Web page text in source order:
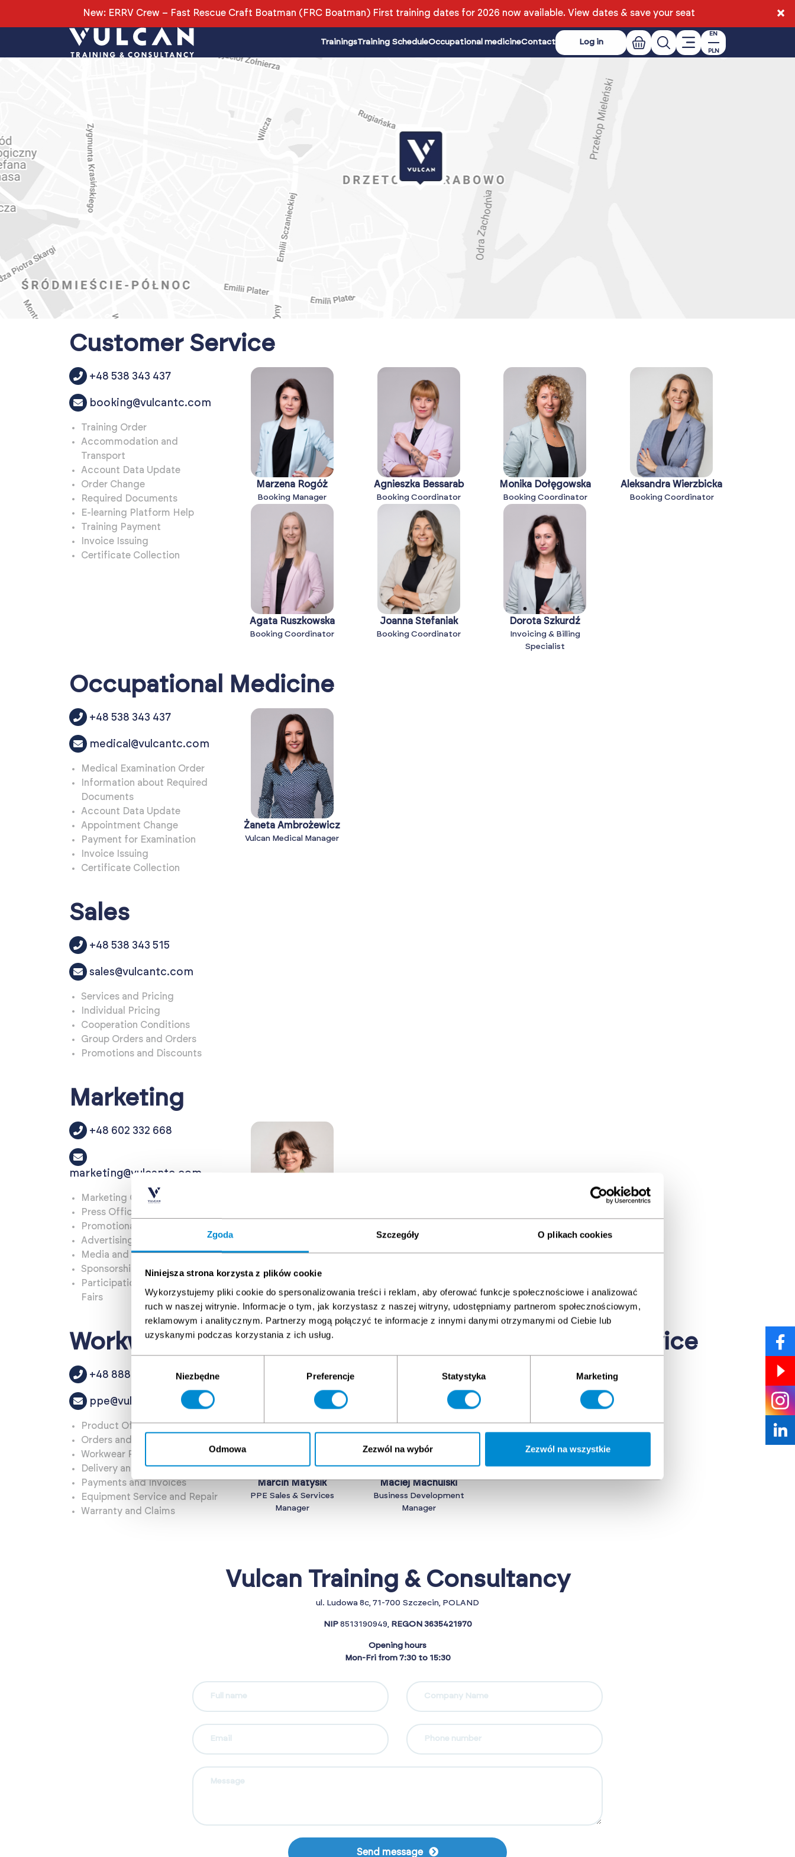
Zgoda Szczegóły O plikach cookies
Niniejsza strona korzysta z plików cookie
Wykorzystujemy pliki cookie do spersonalizowania treści i reklam, aby oferować funkcje społecznościowe i analizować
ruch w naszej witrynie. Informacje o tym, jak korzystasz z naszej witryny, udostępniamy partnerom społecznościowym,
reklamowym i analitycznym. Partnerzy mogą połączyć te informacje z innymi danymi otrzymanymi od Ciebie lub
uzyskanymi podczas korzystania z ich usług.
Niezbędne Preferencje Statystyka Marketing
Odmowa Zezwól na wybór Zezwól na wszystkie
New: ERRV Crew – Fast Rescue Craft Boatman (FRC Boatman) First training dates for 2026 now available. View dates & save your seat ×
TrainingsTraining ScheduleOccupational medicineContact Log in
EN
PLN
Customer Service
+48 538 343 437
booking@vulcantc.com
Training Order
Accommodation and
Transport
Account Data Update
Order Change
Required Documents
E-learning Platform Help
Training Payment
Invoice Issuing
Certificate Collection
Marzena Rogóż
Booking Manager
Agnieszka Bessarab
Booking Coordinator
Monika Dołęgowska
Booking Coordinator
Aleksandra Wierzbicka
Booking Coordinator
Agata Ruszkowska
Booking Coordinator
Joanna Stefaniak
Booking Coordinator
Dorota Szkurdź
Invoicing & Billing
Specialist
Occupational Medicine
+48 538 343 437
medical@vulcantc.com
Medical Examination Order
Information about Required
Documents
Account Data Update
Appointment Change
Payment for Examination
Invoice Issuing
Certificate Collection
Żaneta Ambrożewicz
Vulcan Medical Manager
Sales
+48 538 343 515
sales@vulcantc.com
Services and Pricing
Individual Pricing
Cooperation Conditions
Group Orders and Orders
Promotions and Discounts
Marketing
+48 602 332 668
marketing@vulcantc.com
Marketing Cooperation
Press Office
Promotional Materials
Advertising Campaigns
Media and PR
Sponsorship and Partnerships
Participation in Events and
Fairs
Marketing Coordinator
Workwear and Technical Equipment - Sales and Service
+48 888 054 005
ppe@vulcantc.com
Product Offer and Pricing
Orders and Availability
Workwear Personalization
Delivery and Collection Terms
Payments and Invoices
Equipment Service and Repair
Warranty and Claims
Marcin Matysik
PPE Sales & Services
Manager
Maciej Machulski
Business Development
Manager
Vulcan Training & Consultancy
ul. Ludowa 8c, 71-700 Szczecin, POLAND
NIP 8513190949, REGON 3635421970
Opening hours
Mon-Fri from 7:30 to 15:30
Full name Company Name
Email Phone number
Message
Send message